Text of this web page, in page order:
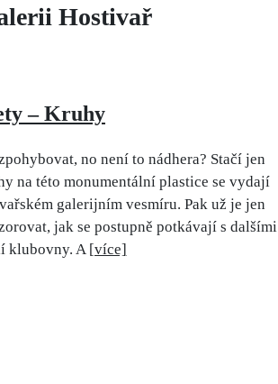
Hostivař
– Kruhy
no není to nádhera? Stačí jen
na této monumentální plastice se vydají
galerijním vesmíru. Pak už je jen
jak se postupně potkávají s dalšími
klubovny. A [více]